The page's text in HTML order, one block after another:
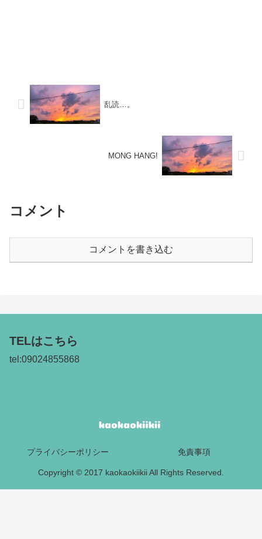
乱読…。
MONG HANG!
コメント
コメントを書き込む
TELはこちら
tel:09024855868
プライバシーポリシー 免責事項
Copyright © 2017 kaokaokiikii All Rights Reserved.